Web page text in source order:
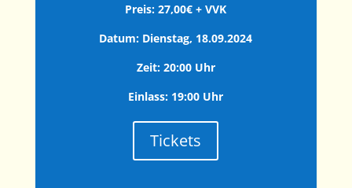
Preis: 27,00€ + VVK
Datum: Dienstag, 18.09.2024
Zeit: 20:00 Uhr
Einlass: 19:00 Uhr
Tickets